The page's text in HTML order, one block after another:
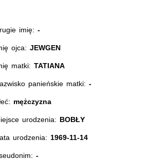
imię:-
ojca:JEWGEN
matki:TATIANA
panieńskie matki:-
mężczyzna
urodzenia: BOBŁY
urodzenia: 1969-11-14
-